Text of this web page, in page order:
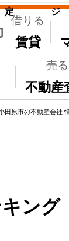
借りる
賃貸
売る
不動産
定 ジ
田原市の不動産会社
ング